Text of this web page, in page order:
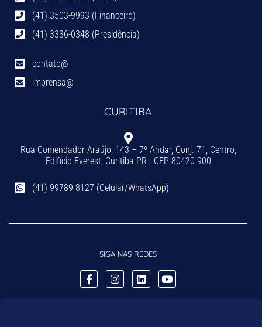
(41) 3503-9993 (Financeiro)
(41) 3336-0348 (Presidência)
contato@
imprensa@
CURITIBA
Rua Comendador Araújo, 143 – 7º Andar, Conj. 71, Centro,
Edifício Everest, Curitiba-PR - CEP 80420-900
(41) 99789-8127 (Celular/WhatsApp)
SIGA NAS REDES